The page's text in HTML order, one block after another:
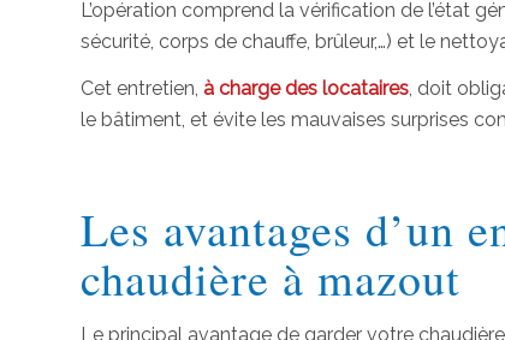
L’opération comprend la vérification de l’état
sécurité, corps de chauffe, brûleur,…) et le
Cet entretien, à charge des locataires, doit
le bâtiment, et évite les mauvaises surprises
Les avantages d’un
chaudière à mazout
Le principal avantage de garder votre